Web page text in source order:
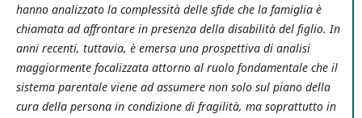
hanno analizzato la complessità delle sfide che la famiglia è
chiamata ad affrontare in presenza della disabilità del figlio. In
anni recenti, tuttavia, è emersa una prospettiva di analisi
maggiormente focalizzata attorno al ruolo fondamentale che il
sistema parentale viene ad assumere non solo sul piano della
cura della persona in condizione di fragilità, ma soprattutto in